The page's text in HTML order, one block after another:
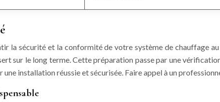
la sécurité et la conformité de votre système de chauffage
sur le long terme. Cette préparation passe par une
installation réussie et sécurisée. Faire appel à un